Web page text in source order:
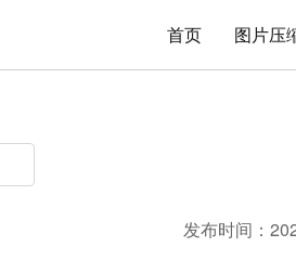
首页 图片压
发布时间：